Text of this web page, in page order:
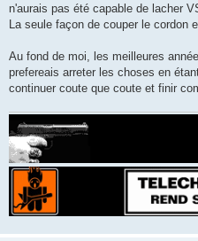
g
e
n'aurais pas été capable de lacher
La seule façon de couper le cordon
Au fond de moi, les meilleures
prefereais arreter les choses en
continuer coute que coute et finir